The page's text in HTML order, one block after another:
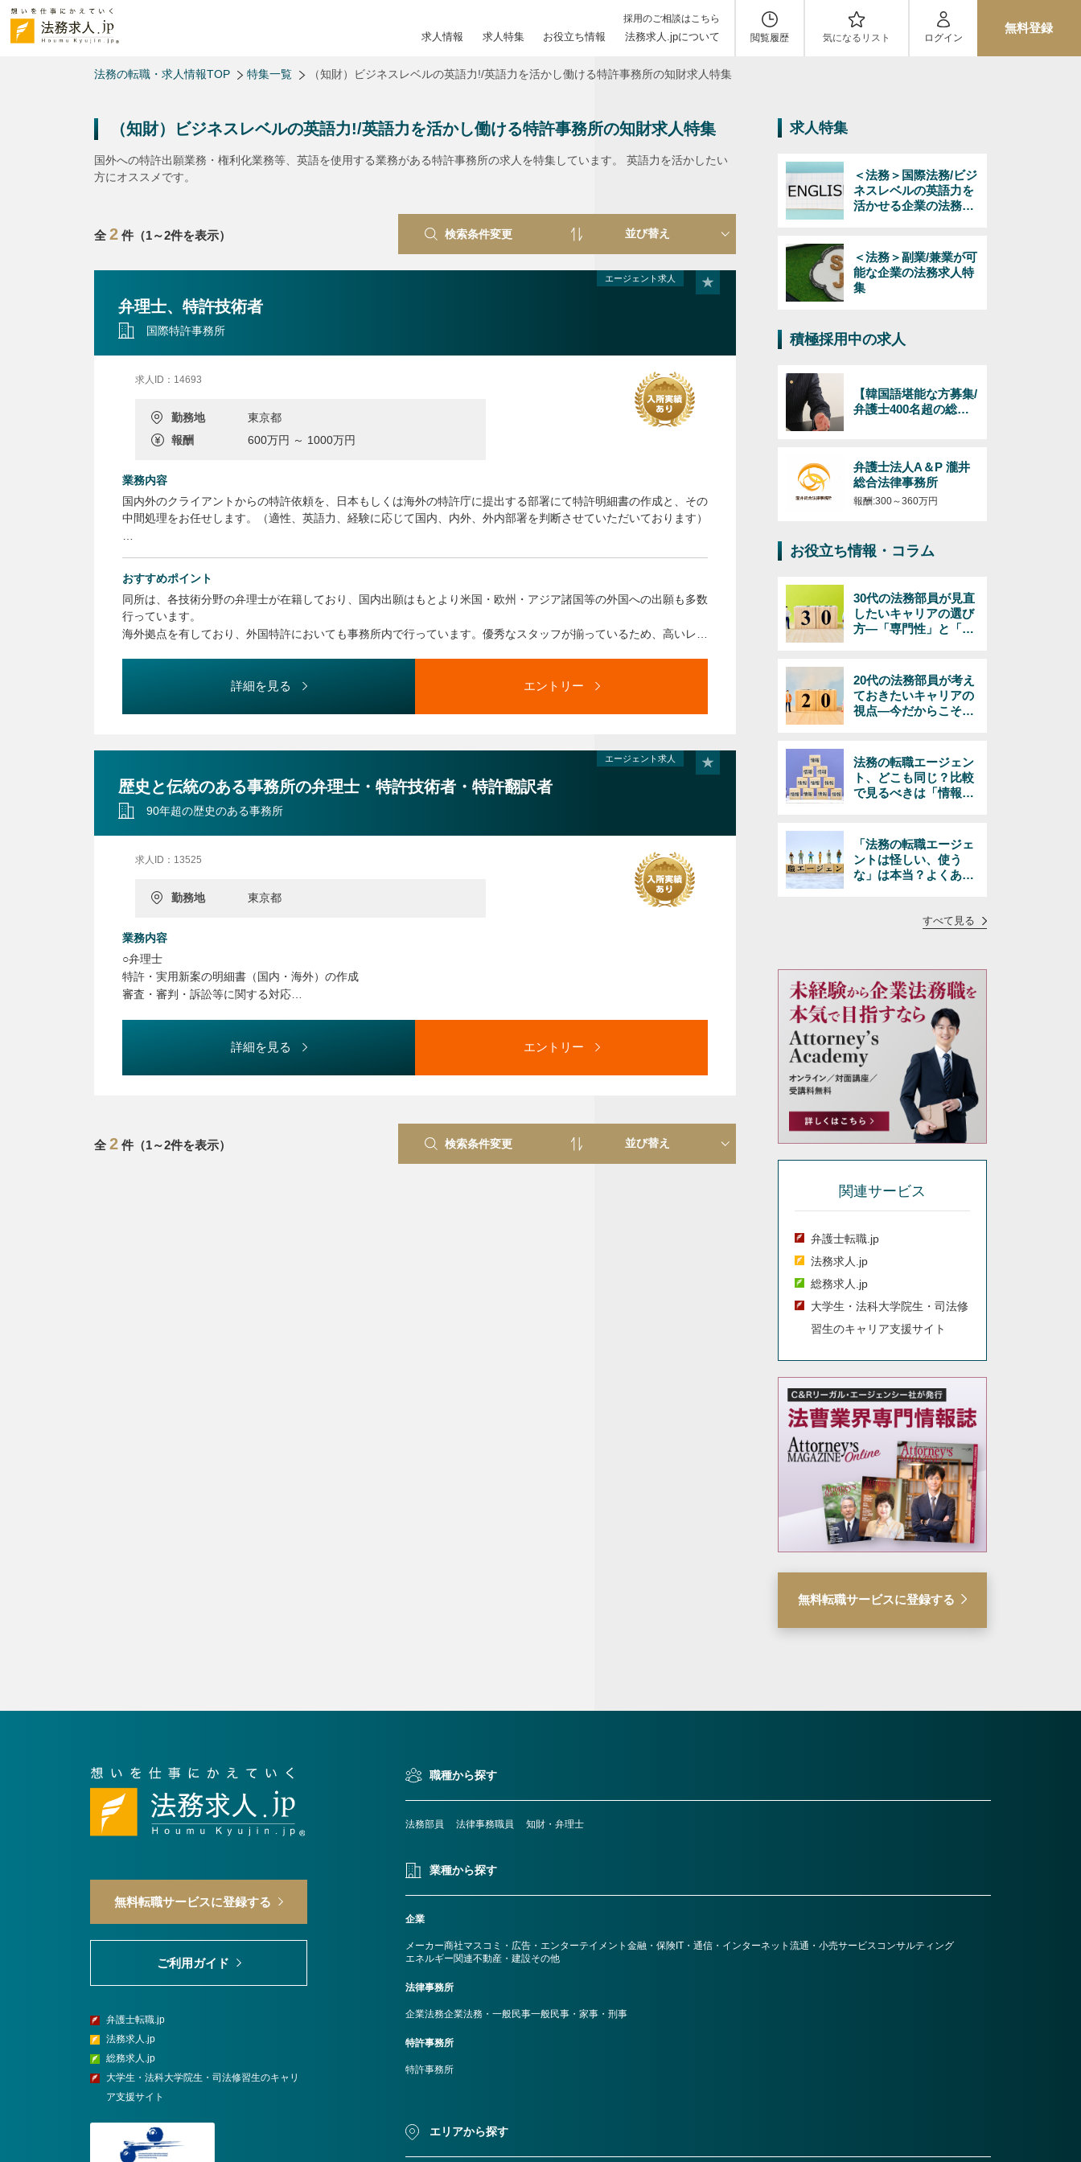
採用のご相談はこちら
求人情報 求人特集 お役立ち情報 法務求人.jpについて 閲覧履歴 気になるリスト ログイン
無料登録
法務の転職・求人情報TOP 特集一覧 （知財）ビジネスレベルの英語力!/英語力を活かし働ける特許事務所の知財求人特集
（知財）ビジネスレベルの英語力!/英語力を活かし働ける特許事務所の知財求人特集
国外への特許出願業務・権利化業務等、英語を使用する業務がある特許事務所の求人を特集しています。 英語力を活かしたい
方にオススメです。
全 2 件（1～2件を表示） 検索条件変更
エージェント求人
弁理士、特許技術者
国際特許事務所
求人ID：14693
勤務地
東京都
報酬
600万円 ～ 1000万円
業務内容
国内外のクライアントからの特許依頼を、日本もしくは海外の特許庁に提出する部署にて特許明細書の作成と、その
中間処理をお任せします。（適性、英語力、経験に応じて国内、内外、外内部署を判断させていただいております）
〈国内部〉国内の特許明細書作成、中間処理またはその補助
〈内外部・外内部〉日本から外国へ、外国から日本へ出願する特許明細書の作成、翻訳、中間処理またはその補助
(2)拒絶理由通知に対する意見書や補正書の作成
おすすめポイント
同所は、各技術分野の弁理士が在籍しており、国内出願はもとより米国・欧州・アジア諸国等の外国への出願も多数
行っています。
海外拠点を有しており、外国特許においても事務所内で行っています。優秀なスタッフが揃っているため、高いレベ
詳細を見る エントリー
エージェント求人
歴史と伝統のある事務所の弁理士・特許技術者・特許翻訳者
90年超の歴史のある事務所
求人ID：13525
勤務地 東京都
業務内容
○弁理士
特許・実用新案の明細書（国内・海外）の作成
審査・審判・訴訟等に関する対応
詳細を見る エントリー
全 2 件（1～2件を表示） 検索条件変更
求人特集
＜法務＞国際法務/ビジ
ネスレベルの英語力を
活かせる企業の法務求
＜法務＞副業/兼業が可
能な企業の法務求人特
集
積極採用中の求人
【韓国語堪能な方募集/
弁護士400名超の総合
ド）対応の弁護士/韓国
語必須/経験年数・年齢
不問！
弁護士法人A＆P 瀧井
総合法律事務所
報酬:300～360万円
お役立ち情報・コラム
30代の法務部員が見直
したいキャリアの選び
方―「専門性」と「マ
20代の法務部員が考え
ておきたいキャリアの
視点―今だからこそで
法務の転職エージェン
ト、どこも同じ？比較
で見るべきは「情報の
「法務の転職エージェ
ントは怪しい、使う
な」は本当？よくある
すべて見る
関連サービス
弁護士転職.jp
法務求人.jp
総務求人.jp
大学生・法科大学院生・司法修
習生のキャリア支援サイト
無料転職サービスに登録する
無料転職サービスに登録する
ご利用ガイド
弁護士転職.jp
法務求人.jp
総務求人.jp
大学生・法科大学院生・司法修習生のキャリ
ア支援サイト
職種から探す
法務部員 法律事務職員 知財・弁理士
業種から探す
企業
メーカー商社マスコミ・広告・エンターテイメント 金融・保険IT・通信・インターネット 流通・小売サービス コンサルティング
エネルギー関連不動産・建設その他
法律事務所
企業法務企業法務・一般民事一般民事・家事・刑事
特許事務所
特許事務所
エリアから探す